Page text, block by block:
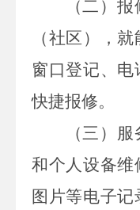
（二）报
（社区），
窗口登记、
快捷报修。
（三）
和个人设备维
图片等电子记